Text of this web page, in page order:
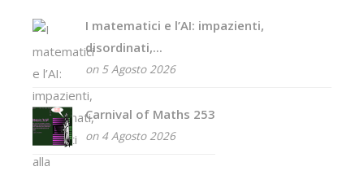
I matematici e l’AI: impazienti,
disordinati,...
on 5 Agosto 2026
Carnival of Maths 253
on 4 Agosto 2026